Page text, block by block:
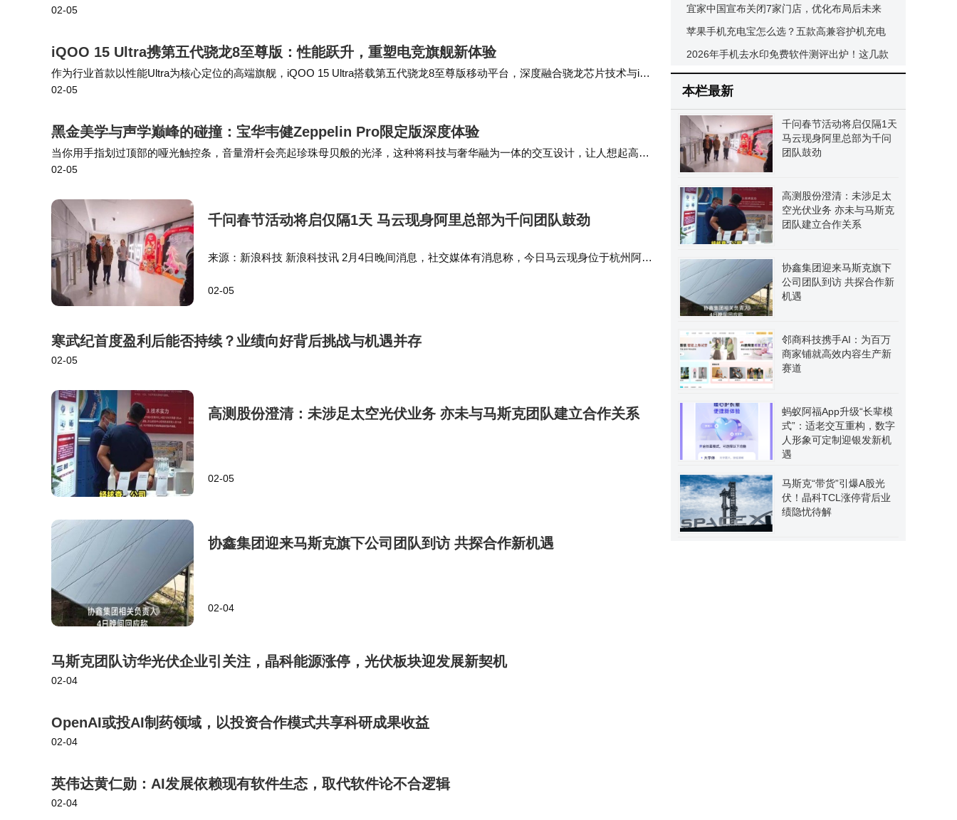
机解决方案，宣称是业界首款专为 AI…
02-05
iQOO 15 Ultra携第五代骁龙8至尊版：性能跃升，重塑电竞旗舰新体验
作为行业首款以性能Ultra为核心定位的高端旗舰，iQOO 15 Ultra搭载第五代骁龙8至尊版移动平台，深度融合骁龙芯片技术与iQ
OO在电竞领域的深厚积累，在帧率、画质、影像与连接等维度全面进阶，致力于为…
02-05
黑金美学与声学巅峰的碰撞：宝华韦健Zeppelin Pro限定版深度体验
当你用手指划过顶部的哑光触控条，音量滑杆会亮起珍珠母贝般的光泽，这种将科技与奢华融为一体的交互设计，让人想起高级
腕表的月相盘。 6.5英寸长冲程单元藏在优雅曲线之下，播放《盗梦空间》原声时，那些层层叠叠的B…
02-05
千问春节活动将启仅隔1天 马云现身阿里总部为千问团队鼓劲
来源：新浪科技 新浪科技讯 2月4日晚间消息，社交媒体有消息称，今日马云现身位于杭州阿里
头竟然看到马老师来了！”“戴着帽子…
02-05
寒武纪首度盈利后能否持续？业绩向好背后挑战与机遇并存
02-05
高测股份澄清：未涉足太空光伏业务 亦未与马斯克团队建立合作关系
02-05
协鑫集团迎来马斯克旗下公司团队到访 共探合作新机遇
02-04
马斯克团队访华光伏企业引关注，晶科能源涨停，光伏板块迎发展新契机
02-04
OpenAI或投AI制药领域，以投资合作模式共享科研成果收益
02-04
英伟达黄仁勋：AI发展依赖现有软件生态，取代软件论不合逻辑
02-04
作者如何玩转流量密码？
宜家中国宣布关闭7家门店，优化布局后未来
业务走向引关注
苹果手机充电宝怎么选？五款高兼容护机充电
宝推荐，稳定充电不伤电池！
2026年手机去水印免费软件测评出炉！这几款
高效安全工具值得拥有
本栏最新
千问春节活动将启仅隔1天
马云现身阿里总部为千问
团队鼓劲
高测股份澄清：未涉足太
空光伏业务 亦未与马斯克
团队建立合作关系
协鑫集团迎来马斯克旗下
公司团队到访 共探合作新
机遇
邻商科技携手AI：为百万
商家铺就高效内容生产新
赛道
蚂蚁阿福App升级“长辈模
式”：适老交互重构，数字
人形象可定制迎银发新机
遇
马斯克“带货”引爆A股光
伏！晶科TCL涨停背后业
绩隐忧待解